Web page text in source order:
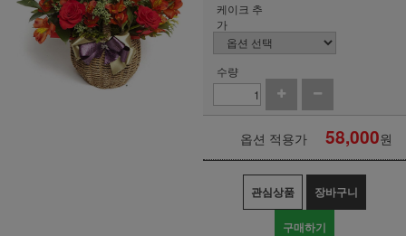
케이크 추
가
수량
옵션 적용가 58,000원
관심상품 장바구니
구매하기